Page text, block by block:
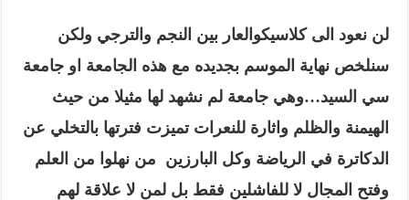
لن نعود الى كلاسيكوالعار بين النجم والترجي ولكن
سنلخص نهاية الموسم بجديده مع هذه الجامعة او جامعة
سي السيد…وهي جامعة لم نشهد لها مثيلا من حيث
الهيمنة والظلم واثارة للنعرات تميزت فترتها بالتخلي عن
الدكاترة في الرياضة وكل البارزين من نهلوا من العلم
وفتح المجال لا للفاشلين فقط بل لمن لا علاقة لهم